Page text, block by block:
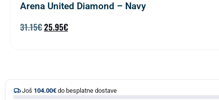
Arena United Diamond – Navy
31.15€25.95€
Još 104.00€ do besplatne dostave